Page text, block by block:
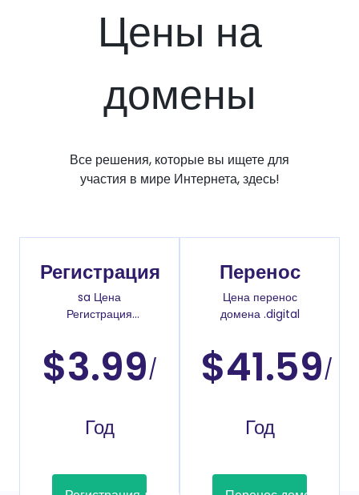
Цены на
домены
Все решения, которые вы ищете для
участия в мире Интернета, здесь!
Регистрация
sa Цена
Регистрация
$3.99/
Год
Перенос
Цена перенос
домена .digital
$41.59/
Год